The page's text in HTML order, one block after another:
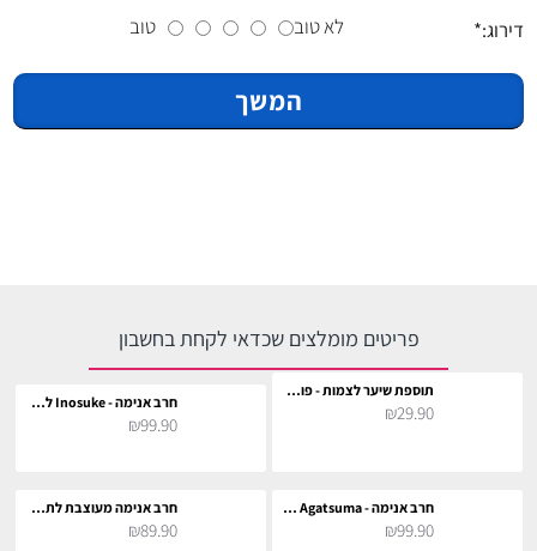
דירוג:
לא טוב טוב
המשך
פריטים מומלצים שכדאי לקחת בחשבון
תוספת שיער לצמות - פוקסיה לתחפושת
₪29.90 חרב אנימה - Inosuke לתחפושת וקוספליי
₪99.90
חרב אנימה - Zenitsu Agatsuma לתחפושת וקוספליי
₪99.90
חרב אנימה מעוצבת לתחפושת וקוספליי
₪89.90